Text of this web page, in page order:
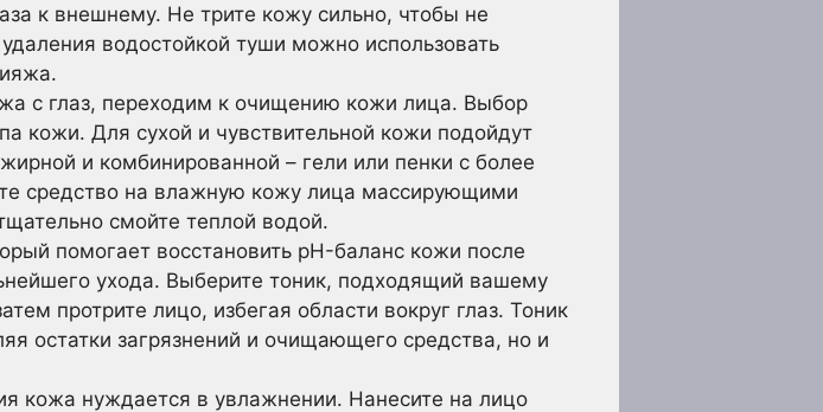
к внешнему. Не трите кожу сильно, чтобы не
водостойкой туши можно использовать
с глаз, переходим к очищению кожи лица. Выбор
кожи. Для сухой и чувствительной кожи подойдут
и комбинированной – гели или пенки с более
средство на влажную кожу лица массирующими
смойте теплой водой.
помогает восстановить pH-баланс кожи после
ухода. Выберите тоник, подходящий вашему
протрите лицо, избегая области вокруг глаз. Тоник
остатки загрязнений и очищающего средства, но и
кожа нуждается в увлажнении. Нанесите на лицо